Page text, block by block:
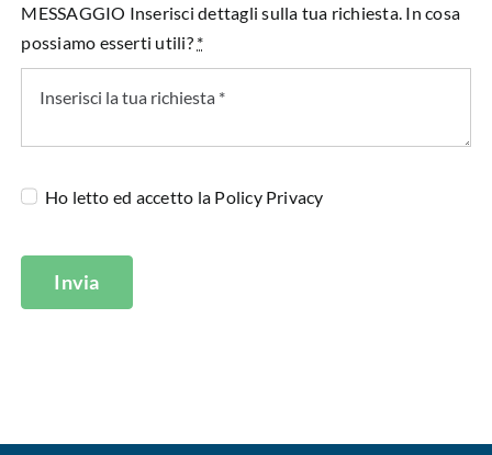
MESSAGGIO Inserisci dettagli sulla tua richiesta. In cosa
possiamo esserti utili? *
Ho letto ed accetto la Policy Privacy
Invia